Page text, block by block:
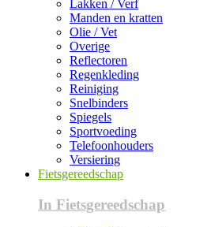
Lakken / Verf
Manden en kratten
Olie / Vet
Overige
Reflectoren
Regenkleding
Reiniging
Snelbinders
Spiegels
Sportvoeding
Telefoonhouders
Versiering
Fietsgereedschap
In Fietsgereedschap